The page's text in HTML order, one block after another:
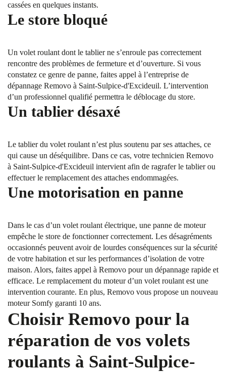
cassées en quelques instants.
Le store bloqué
Un volet roulant dont le tablier ne s’enroule pas correctement
rencontre des problèmes de fermeture et d’ouverture. Si vous
constatez ce genre de panne, faites appel à l’entreprise de
dépannage Removo à Saint-Sulpice-d'Excideuil. L’intervention
d’un professionnel qualifié permettra le déblocage du store.
Un tablier désaxé
Le tablier du volet roulant n’est plus soutenu par ses attaches, ce
qui cause un déséquilibre. Dans ce cas, votre technicien Removo
à Saint-Sulpice-d'Excideuil intervient afin de ragrafer le tablier ou
effectuer le remplacement des attaches endommagées.
Une motorisation en panne
Dans le cas d’un volet roulant électrique, une panne de moteur
empêche le store de fonctionner correctement. Les désagréments
occasionnés peuvent avoir de lourdes conséquences sur la sécurité
de votre habitation et sur les performances d’isolation de votre
maison. Alors, faites appel à Removo pour un dépannage rapide et
efficace. Le remplacement du moteur d’un volet roulant est une
intervention courante. En plus, Removo vous propose un nouveau
moteur Somfy garanti 10 ans.
Choisir Removo pour la
réparation de vos volets
roulants à Saint-Sulpice-